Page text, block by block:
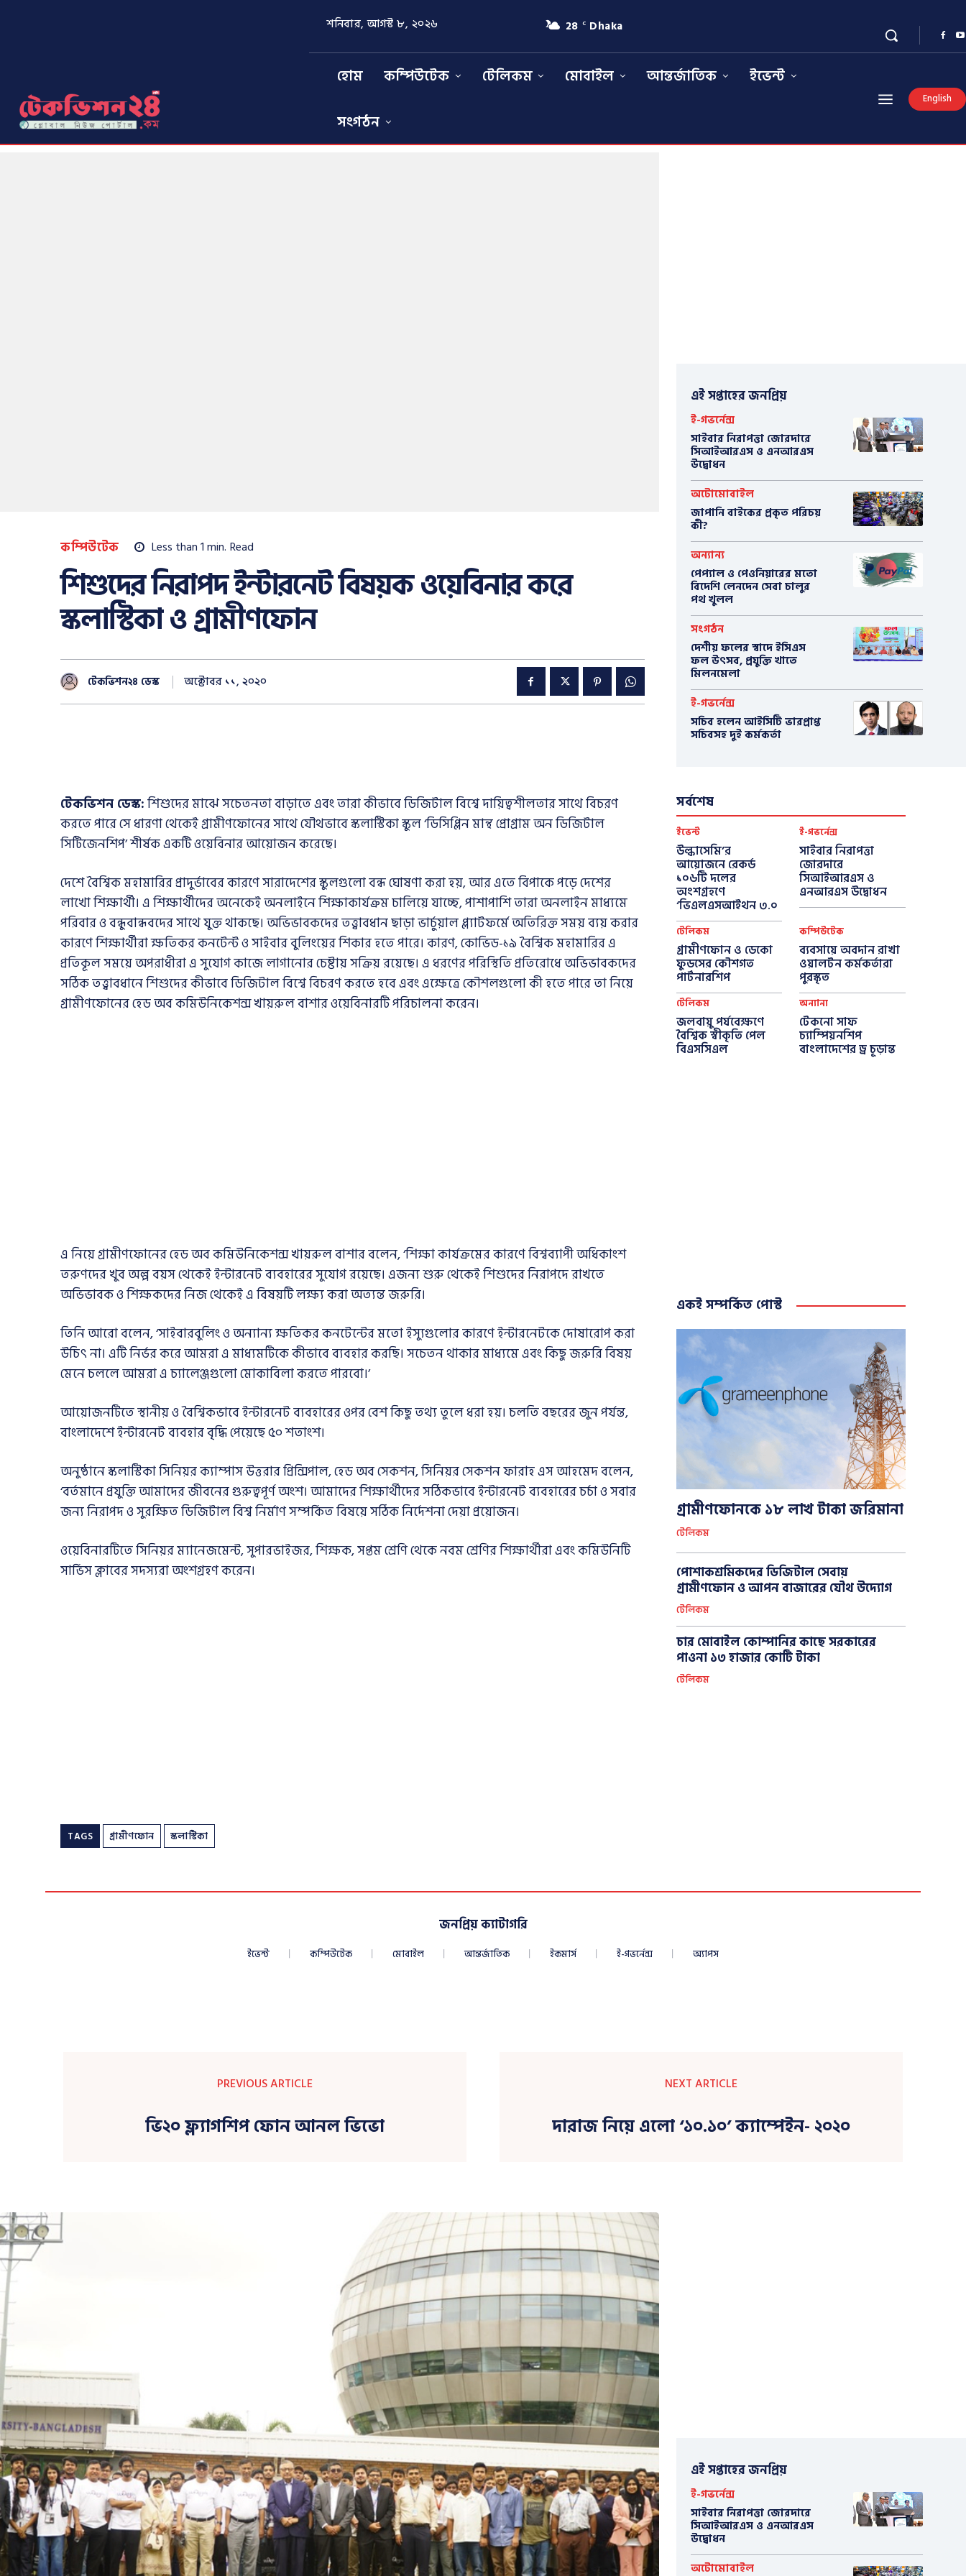
শনিবার, আগস্ট ৮, ২০২৬ 28 C Dhaka
হোম কম্পিউটেক টেলিকম মোবাইল আন্তর্জাতিক
ইভেন্ট
সংগঠন
English
কম্পিউটেক Less than 1min. Read
শিশুদের নিরাপদ ইন্টারনেট বিষয়ক ওয়েবিনার করে
স্কলাস্টিকা ও গ্রামীণফোন
টেকভিশন২৪ ডেস্ক অক্টোবর ১১, ২০২০
টেকভিশন ডেস্ক:শিশুদের মাঝে সচেতনতা বাড়াতে এবং তারা কীভাবে ডিজিটাল বিশ্বে দায়িত্বশীলতার সাথে বিচরণ
করতে পারে সে ধারণা থেকেই গ্রামীণফোনের সাথে যৌথভাবে স্কলাস্টিকা স্কুল ‘ডিসিপ্লিন মান্থ প্রোগ্রাম অন ডিজিটাল
সিটিজেনশিপ’ শীর্ষক একটি ওয়েবিনার আয়োজন করেছে।
দেশে বৈশ্বিক মহামারির প্রাদুর্ভাবের কারণে সারাদেশের স্কুলগুলো বন্ধ ঘোষণা করা হয়, আর এতে বিপাকে পড়ে দেশের
লাখো শিক্ষার্থী। এ শিক্ষার্থীদের অনেকেই অনলাইনে শিক্ষাকার্যক্রম চালিয়ে যাচ্ছে, পাশাপাশি তারা অনলাইন মাধ্যমে
পরিবার ও বন্ধুবান্ধবদের সাথে যুক্ত থাকছে। অভিভাবকদের তত্ত্বাবধান ছাড়া ভার্চুয়াল প্ল্যাটফর্মে অতিরিক্ত সময় ব্যয় করার
কারণে শিক্ষার্থীরা ক্ষতিকর কনটেন্ট ও সাইবার বুলিংয়ের শিকার হতে পারে। কারণ, কোভিড-১৯ বৈশ্বিক মহামারির এ
প্রতিকূল সময়ে অপরাধীরা এ সুযোগ কাজে লাগানোর চেষ্টায় সক্রিয় রয়েছে। এ ধরণের পরিস্থিতি প্রতিরোধে অভিভাবকদের
সঠিক তত্ত্বাবধানে শিশুদের কীভাবে ডিজিটাল বিশ্বে বিচরণ করতে হবে এবং এক্ষেত্রে কৌশলগুলো কী হতে পারে তা নিয়ে
গ্রামীণফোনের হেড অব কমিউনিকেশন্স খায়রুল বাশার ওয়েবিনারটি পরিচালনা করেন।
এ নিয়ে গ্রামীণফোনের হেড অব কমিউনিকেশন্স খায়রুল বাশার বলেন, ‘শিক্ষা কার্যক্রমের কারণে বিশ্বব্যাপী অধিকাংশ
তরুণদের খুব অল্প বয়স থেকেই ইন্টারনেট ব্যবহারের সুযোগ রয়েছে। এজন্য শুরু থেকেই শিশুদের নিরাপদে রাখতে
অভিভাবক ও শিক্ষকদের নিজ থেকেই এ বিষয়টি লক্ষ্য করা অত্যন্ত জরুরি।
তিনি আরো বলেন, ‘সাইবারবুলিং ও অন্যান্য ক্ষতিকর কনটেন্টের মতো ইস্যুগুলোর কারণে ইন্টারনেটকে দোষারোপ করা
উচিৎ না। এটি নির্ভর করে আমরা এ মাধ্যমটিকে কীভাবে ব্যবহার করছি। সচেতন থাকার মাধ্যমে এবং কিছু জরুরি বিষয়
মেনে চললে আমরা এ চ্যালেঞ্জগুলো মোকাবিলা করতে পারবো।’
আয়োজনটিতে স্থানীয় ও বৈশ্বিকভাবে ইন্টারনেট ব্যবহারের ওপর বেশ কিছু তথ্য তুলে ধরা হয়। চলতি বছরের জুন পর্যন্ত,
বাংলাদেশে ইন্টারনেট ব্যবহার বৃদ্ধি পেয়েছে ৫০ শতাংশ।
অনুষ্ঠানে স্কলাস্টিকা সিনিয়র ক্যাম্পাস উত্তরার প্রিন্সিপাল, হেড অব সেকশন, সিনিয়র সেকশন ফারাহ এস আহমেদ বলেন,
‘বর্তমানে প্রযুক্তি আমাদের জীবনের গুরুত্বপূর্ণ অংশ। আমাদের শিক্ষার্থীদের সঠিকভাবে ইন্টারনেট ব্যবহারের চর্চা ও সবার
জন্য নিরাপদ ও সুরক্ষিত ডিজিটাল বিশ্ব নির্মাণ সম্পর্কিত বিষয়ে সঠিক নির্দেশনা দেয়া প্রয়োজন।
ওয়েবিনারটিতে সিনিয়র ম্যানেজমেন্ট, সুপারভাইজর, শিক্ষক, সপ্তম শ্রেণি থেকে নবম শ্রেণির শিক্ষার্থীরা এবং কমিউনিটি
সার্ভিস ক্লাবের সদস্যরা অংশগ্রহণ করেন।
TAGS গ্রামীণফোন স্কলাস্টিকা
এই সপ্তাহের জনপ্রিয়
ই-গভর্নেন্স
সাইবার নিরাপত্তা জোরদারে
সিআইআরএস ও এনআরএস
উদ্বোধন
অটোমোবাইল
​জাপানি বাইকের প্রকৃত পরিচয়
কী?
অন্যান্য
পেপ্যাল ও পেওনিয়ারের মতো
বিদেশি লেনদেন সেবা চালুর
পথ খুলল
সংগঠন
দেশীয় ফলের স্বাদে ইসিএস
ফল উৎসব, প্রযুক্তি খাতে
মিলনমেলা
ই-গভর্নেন্স
সচিব হলেন আইসিটি ভারপ্রাপ্ত
সচিবসহ দুই কর্মকর্তা
সর্বশেষ
ইভেন্ট
উল্কাসেমি’র
আয়োজনে রেকর্ড
১০৬টি দলের
অংশগ্রহণে
‘ভিএলএসআইথন ৩.০
ই-গভর্নেন্স
সাইবার নিরাপত্তা
জোরদারে
সিআইআরএস ও
এনআরএস উদ্বোধন
টেলিকম
গ্রামীণফোন ও ডেকো
ফুডসের কৌশগত
পার্টনারশিপ
কম্পিউটেক
ব্যবসায়ে অবদান রাখা
ওয়ালটন কর্মকর্তারা
পুরস্কৃত
টেলিকম
জলবায়ু পর্যবেক্ষণে
বৈশ্বিক স্বীকৃতি পেল
বিএসসিএল
অন্যান্য
টেকনো সাফ
চ্যাম্পিয়নশিপ
বাংলাদেশের ড্র চূড়ান্ত
একই সম্পর্কিত পোস্ট
গ্রামীণফোনকে ১৮ লাখ টাকা জরিমানা
টেলিকম
পোশাকশ্রমিকদের ডিজিটাল সেবায়
গ্রামীণফোন ও আপন বাজারের যৌথ উদ্যোগ
টেলিকম
চার মোবাইল কোম্পানির কাছে সরকারের
পাওনা ১৩ হাজার কোটি টাকা
টেলিকম
জনপ্রিয় ক্যাটাগরি
ইভেন্ট কম্পিউটেক মোবাইল আন্তর্জাতিক ইকমার্স ই-গভর্নেন্স অ্যাপস
PREVIOUS ARTICLE
ভি২০ ফ্ল্যাগশিপ ফোন আনল ভিভো
NEXT ARTICLE
দারাজ নিয়ে এলো ‘১০.১০’ ক্যাম্পেইন- ২০২০